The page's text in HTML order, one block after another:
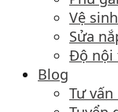
Vệ
Sửa
Độ nội
Blog
Tư